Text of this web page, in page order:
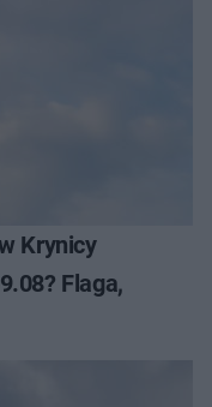
Krynicy
Flaga,